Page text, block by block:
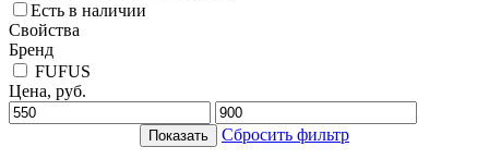
Есть в наличии
Свойства
Бренд
FUFUS
Цена, руб.
Сбросить фильтр